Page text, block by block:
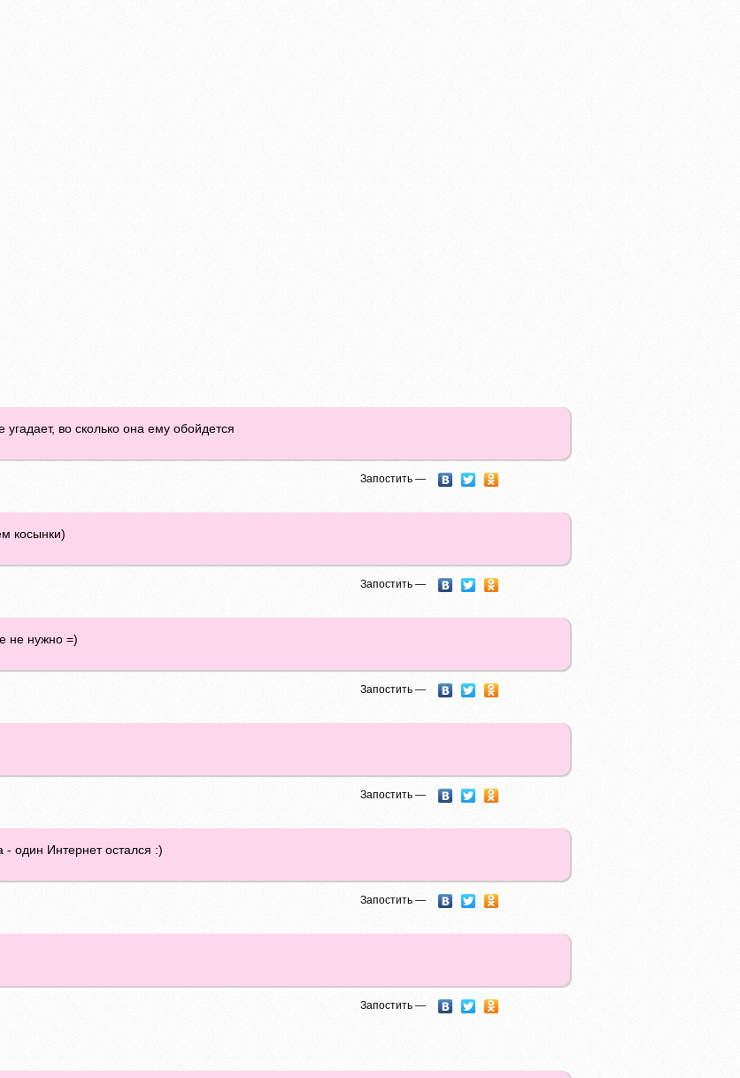
во сколько она ему обойдется
Запостить —
косынки)
Запостить —
не нужно =)
Запостить —
Запостить —
один Интернет остался :)
Запостить —
Запостить —